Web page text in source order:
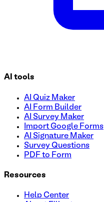
AI tools
AI Quiz Maker
AI Form Builder
AI Survey Maker
Import Google Forms
AI Signature Maker
Survey Questions
PDF to Form
Resources
Help Center